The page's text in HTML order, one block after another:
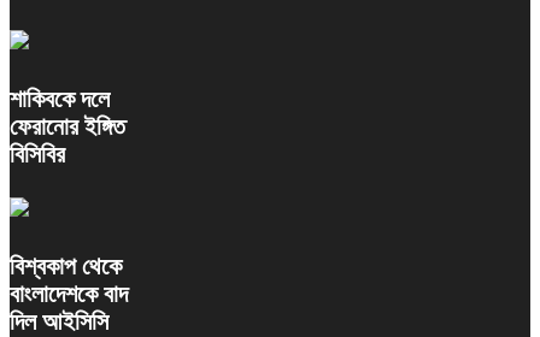
শাকিবকে দলে
ফেরানোর ইঙ্গিত
বিসিবির
বিশ্বকাপ থেকে
বাংলাদেশকে বাদ
দিল আইসিসি